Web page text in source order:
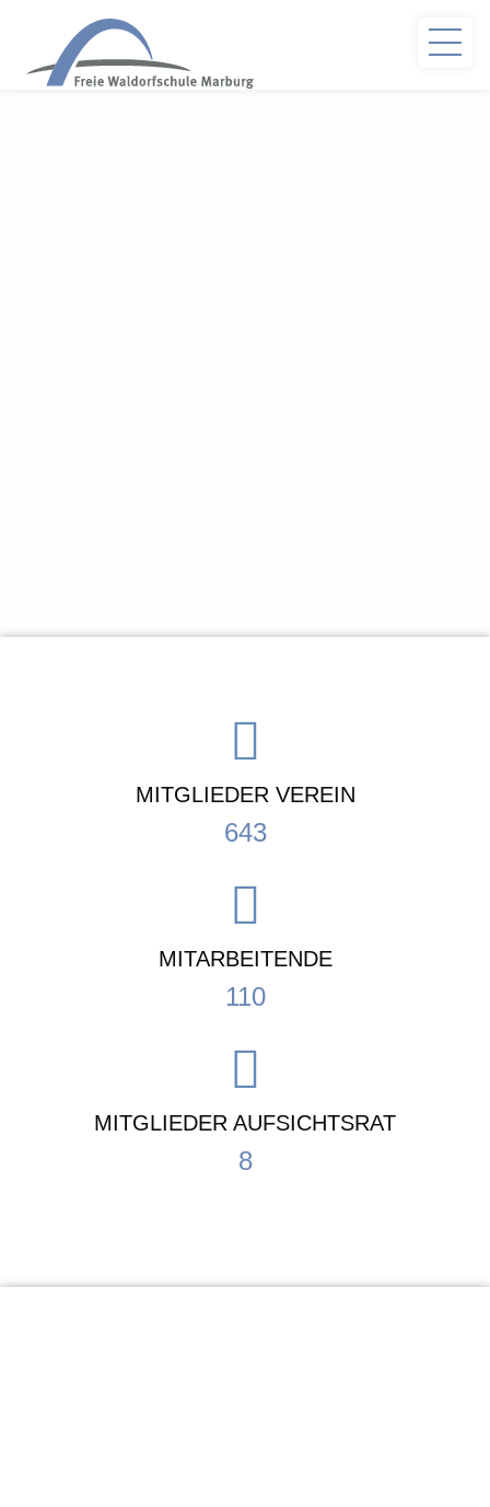
MITGLIEDER VEREIN
643
MITARBEITENDE
110
MITGLIEDER AUFSICHTSRAT
8